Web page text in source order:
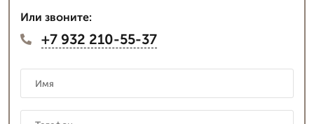
Или звоните:
+7 932 210-55-37